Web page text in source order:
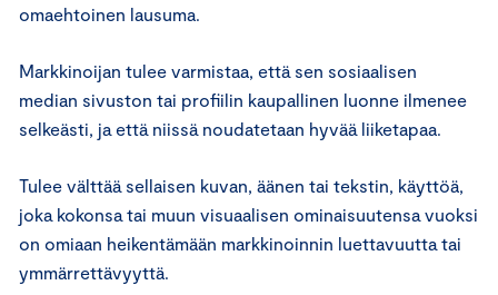
omaehtoinen lausuma.
Markkinoijan tulee varmistaa, että sen sosiaalisen
median sivuston tai profiilin kaupallinen luonne ilmenee
selkeästi, ja että niissä noudatetaan hyvää liiketapaa.
Tulee välttää sellaisen kuvan, äänen tai tekstin, käyttöä,
joka kokonsa tai muun visuaalisen ominaisuutensa vuoksi
on omiaan heikentämään markkinoinnin luettavuutta tai
ymmärrettävyyttä.